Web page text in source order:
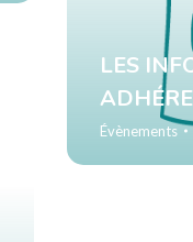
LES
Évènements